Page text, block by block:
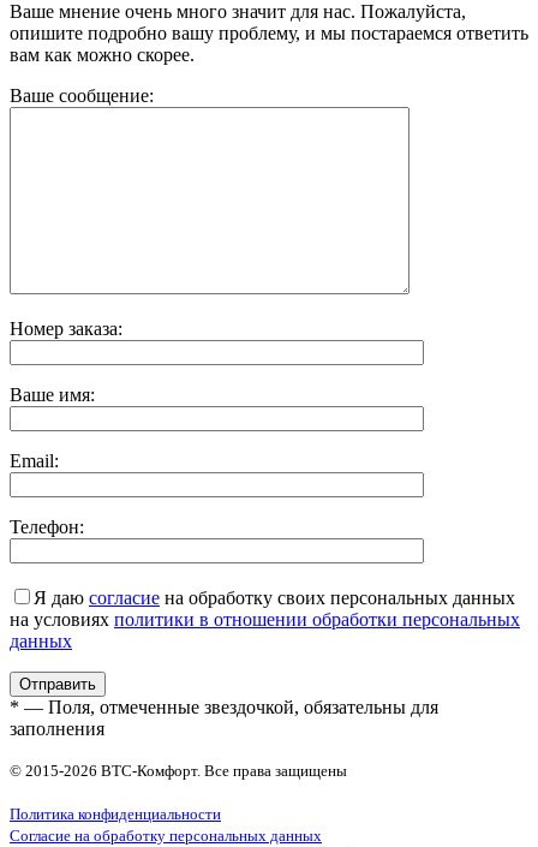
Ваше мнение очень много значит для нас. Пожалуйста,
опишите подробно вашу проблему, и мы постараемся ответить
вам как можно скорее.
Ваше сообщение:
Номер заказа:
Ваше имя:
Email:
Телефон:
Я даю согласие на обработку своих персональных данных
на условиях политики в отношении обработки персональных
данных
* — Поля, отмеченные звездочкой, обязательны для
заполнения
© 2015-2026 ВТС-Комфорт. Все права защищены
Политика конфиденциальности
Согласие на обработку персональных данных